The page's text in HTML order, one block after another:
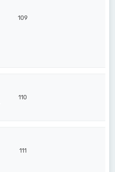
109
110
111